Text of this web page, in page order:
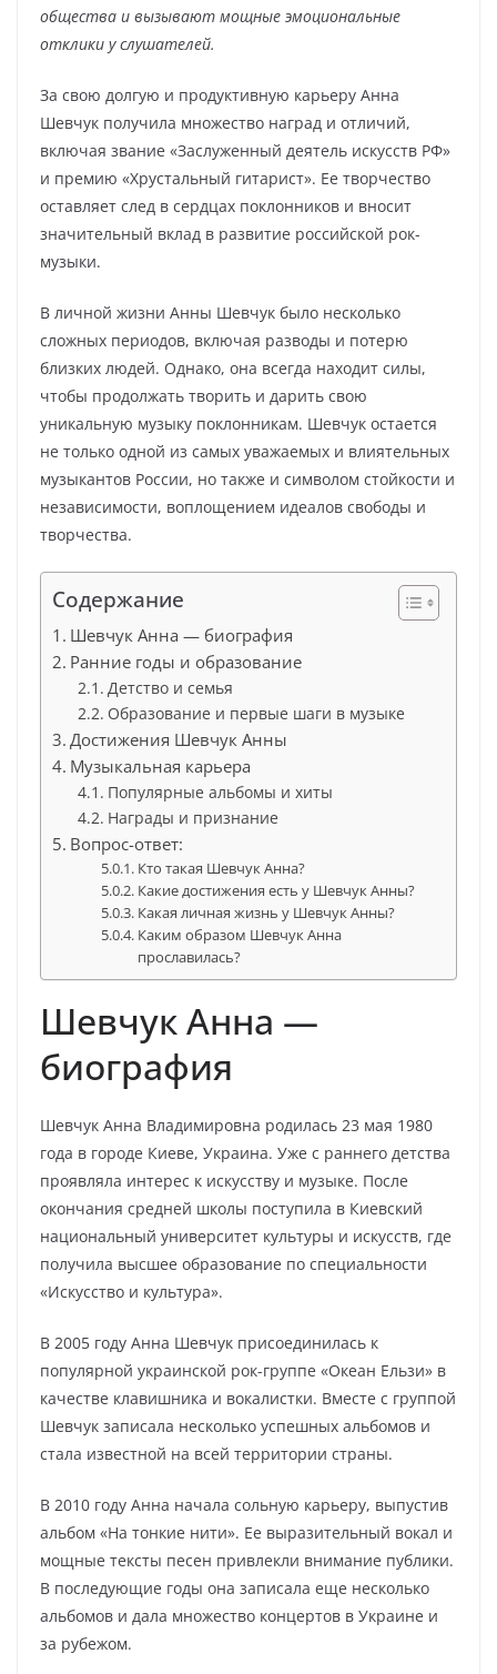
общества и вызывают мощные эмоциональные
отклики у слушателей.
За свою долгую и продуктивную карьеру Анна
Шевчук получила множество наград и отличий,
включая звание «Заслуженный деятель искусств РФ»
и премию «Хрустальный гитарист». Ее творчество
оставляет след в сердцах поклонников и вносит
значительный вклад в развитие российской рок-
музыки.
В личной жизни Анны Шевчук было несколько
сложных периодов, включая разводы и потерю
близких людей. Однако, она всегда находит силы,
чтобы продолжать творить и дарить свою
уникальную музыку поклонникам. Шевчук остается
не только одной из самых уважаемых и влиятельных
музыкантов России, но также и символом стойкости и
независимости, воплощением идеалов свободы и
творчества.
Содержание
Шевчук Анна — биография
Ранние годы и образование
Детство и семья
Образование и первые шаги в музыке
Достижения Шевчук Анны
Музыкальная карьера
Популярные альбомы и хиты
Награды и признание
Вопрос-ответ:
Кто такая Шевчук Анна?
Какие достижения есть у Шевчук Анны?
Какая личная жизнь у Шевчук Анны?
Каким образом Шевчук Анна
прославилась?
Шевчук Анна —
биография
Шевчук Анна Владимировна родилась 23 мая 1980
года в городе Киеве, Украина. Уже с раннего детства
проявляла интерес к искусству и музыке. После
окончания средней школы поступила в Киевский
национальный университет культуры и искусств, где
получила высшее образование по специальности
«Искусство и культура».
В 2005 году Анна Шевчук присоединилась к
популярной украинской рок-группе «Океан Ельзи» в
качестве клавишника и вокалистки. Вместе с группой
Шевчук записала несколько успешных альбомов и
стала известной на всей территории страны.
В 2010 году Анна начала сольную карьеру, выпустив
альбом «На тонкие нити». Ее выразительный вокал и
мощные тексты песен привлекли внимание публики.
В последующие годы она записала еще несколько
альбомов и дала множество концертов в Украине и
за рубежом.